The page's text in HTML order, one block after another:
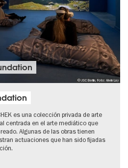
© JSC Berlin, Foto: Alwin Lay
es una colección privada de arte
centrada en el arte mediático que
Algunas de las obras tienen
actuaciones que han sido fijadas